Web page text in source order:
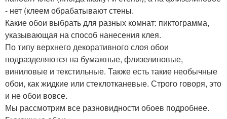
- нет (клеем обрабатывают стены.
Какие обои выбрать для разных комнат: пиктограмма,
указывающая на способ нанесения клея.
По типу верхнего декоративного слоя обои
подразделяются на бумажные, флизелиновые,
виниловые и текстильные. Также есть такие необычные
обои, как жидкие или стеклотканевые. Строго говоря, это
и не обои вовсе.
Мы рассмотрим все разновидности обоев подробнее.